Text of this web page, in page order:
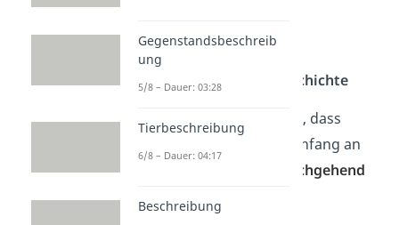
Schreibe deine
Geschichte
Das wichtigste dabei ist, dass
deine Geschichte von Anfang an
durchgehend
Gegenstandsbeschreib
ung
5/8 – Dauer: 03:28
Tierbeschreibung
6/8 – Dauer: 04:17
Beschreibung